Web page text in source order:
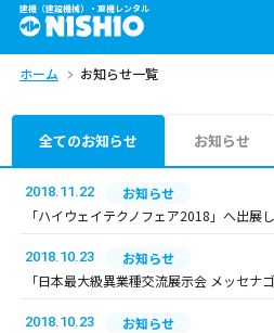
建機（建設機械）・重機レンタル
商品一覧
問合せ依頼リスト
エリア情報を
ホーム お知らせ一覧
全てのお知らせ お知らせ
2018.11.22
お知らせ
「ハイウェイテクノフェア2018」へ出展
2018.10.23
お知らせ
「日本最大級異業種交流展示会 メッセナ
2018.10.23
お知らせ